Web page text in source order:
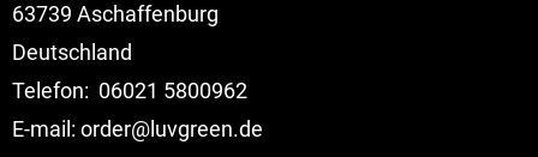
63739 Aschaffenburg
Deutschland
Telefon: 06021 5800962
E-mail: order@luvgreen.de